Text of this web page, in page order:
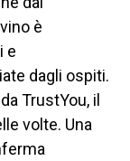
è
e
dagli ospiti.
TrustYou, il
volte. Una